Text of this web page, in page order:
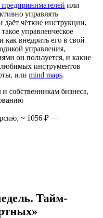
предпринимателей или
управлять
чёткие инструкции,
управленческое
внедрить его в свой
управления,
он пользуется, и какие
инструментов
или mind maps.
собственникам бизнеса,
~ 1056 ₽ —
Тайм-